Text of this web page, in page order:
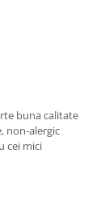
buna calitate
non-alergic
cei mici